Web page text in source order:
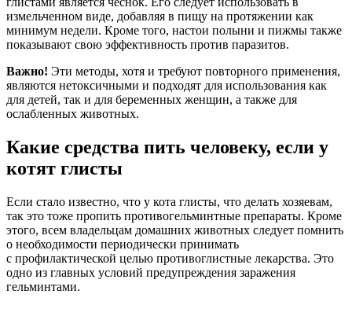
измельченном виде, добавляя в пищу на протяжении как
минимум недели. Кроме того, настои полыни и пижмы также
показывают свою эффективность против паразитов.
Важно! Эти методы, хотя и требуют повторного применения,
являются нетоксичными и подходят для использования как
для детей, так и для беременных женщин, а также для
ослабленных животных.
Какие средства пить человеку, если у
котят глисты
Если стало известно, что у кота глисты, что делать хозяевам,
так это тоже пропить противогельминтные препараты. Кроме
этого, всем владельцам домашних животных следует помнить
о необходимости периодически принимать
с профилактической целью противоглистные лекарства. Это
одно из главных условий предупреждения заражения
гельминтами.